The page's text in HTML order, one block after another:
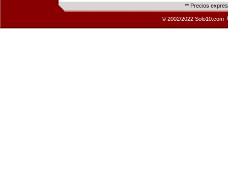
** Precios
© 2002/2022 Solo10.com